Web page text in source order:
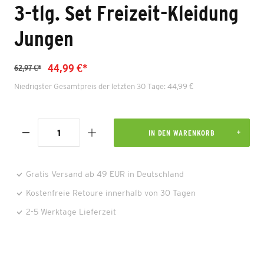
3-tlg. Set Freizeit-Kleidung
Jungen
62,97 €* 44,99 €*
Niedrigster Gesamtpreis der letzten 30 Tage: 44,99 €
IN DEN WARENKORB
Gratis Versand ab 49 EUR in Deutschland
Kostenfreie Retoure innerhalb von 30 Tagen
2-5 Werktage Lieferzeit